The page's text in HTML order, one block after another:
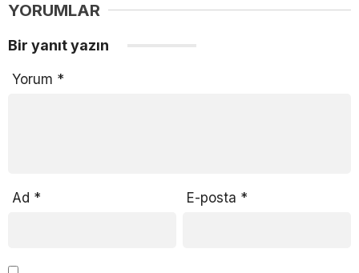
YORUMLAR
Bir yanıt yazın
Yorum *
Ad * E-posta *